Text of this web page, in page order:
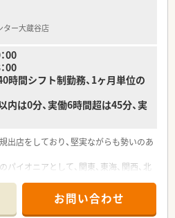
境が整備されています。
の処方箋に基づく調剤業務や監査業務
寧な服薬指導をお任せします。
め、医師や看護師などの他職種と連携を
関わる業務にも従事します。
の円滑な運営やスタッフの指導育成な
を担っていただきます。
ー大蔵谷店
00
00
時間シフト制勤務、1ヶ月単位の
内は0分、実働6時間超は45分、実
店をしており、堅実ながらも勢いのあ
イオニアとして、関東、東海、関西、北
ンがあり、集合研修だけでなく任意で受
意されていますお問い合わせ